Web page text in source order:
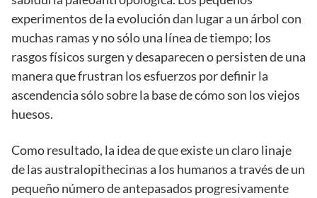
experimentos de la evolución dan lugar a un árbol con
muchas ramas y no sólo una línea de tiempo; los
rasgos físicos surgen y desaparecen o persisten de una
manera que frustran los esfuerzos por definir la
ascendencia sólo sobre la base de cómo son los viejos
huesos.
Como resultado, la idea de que existe un claro linaje
de las australopithecinas a los humanos a través de un
pequeño número de antepasados progresivamente